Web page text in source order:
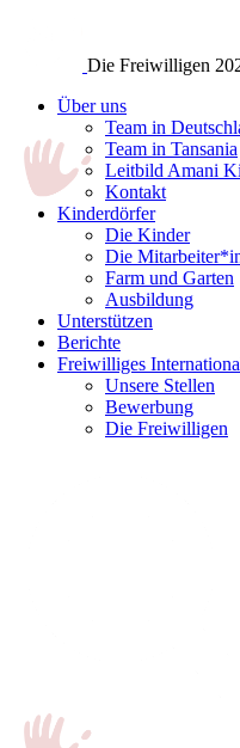
Die Freiwilligen
Über uns
Team in
Team in Tansania
Leitbild Amani
Kontakt
Kinderdörfer
Die Kinder
Die
Farm und Garten
Ausbildung
Unterstützen
Berichte
Freiwilliges
Unsere Stellen
Bewerbung
Die Freiwilligen